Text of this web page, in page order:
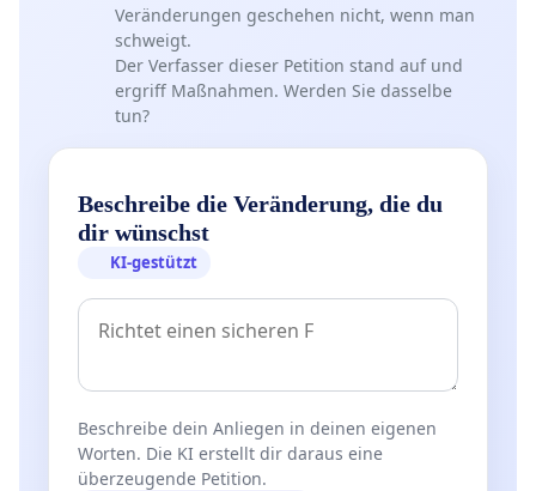
Veränderungen geschehen nicht, wenn man
schweigt.
Der Verfasser dieser Petition stand auf und
ergriff Maßnahmen. Werden Sie dasselbe
tun?
Beschreibe die Veränderung, die du
dir wünschst
KI-gestützt
Beschreibe dein Anliegen in deinen eigenen
Worten. Die KI erstellt dir daraus eine
überzeugende Petition.